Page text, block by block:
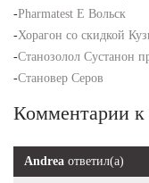
-Pharmatest E Вольск
-Хорагон со скидкой
-Станозолол Сустанон
-Становер Серов
Комментарии к
Andrea ответил(а)